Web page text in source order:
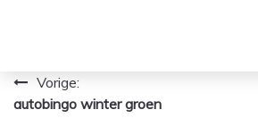
Bericht
navigatie
Vorige:
autobingo winter groen